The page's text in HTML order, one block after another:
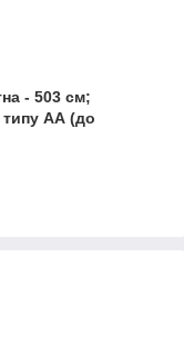
- 503 см;
типу АА (до